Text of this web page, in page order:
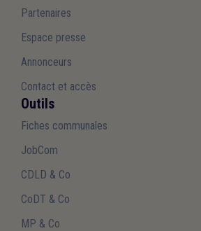
Partenaires
Espace presse
Annonceurs
Contact et accès
Outils
Fiches communales
JobCom
CDLD & Co
CoDT & Co
MP & Co